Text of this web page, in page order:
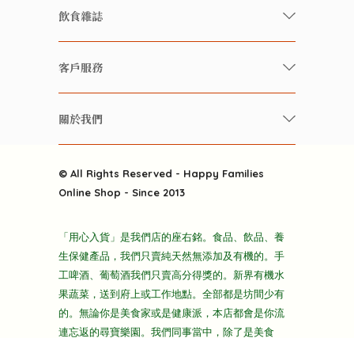
有機/無農藥新鮮蔬果
有機 / 無添加飲品
養生保健好東西
酒類
雜貨部
折上折大特價
主頁
飲食雜誌
快樂家庭 飲食雜誌
雲南搜食記
粒粒皆辛苦
快樂電視台
客戶服務
常見問題
關於我們
送貨
隱私政策
© All Rights Reserved - Happy Families
Online Shop - Since 2013
「用心入貨」是我們店的座右銘。食品、飲品、養
生保健產品，我們只賣純天然無添加及有機的。手
工啤酒、葡萄酒我們只賣高分得獎的。新界有機水
果蔬菜，送到府上或工作地點。全部都是坊間少有
的。無論你是美食家或是健康派，本店都會是你流
連忘返的尋寶樂園。我們同事當中，除了是美食